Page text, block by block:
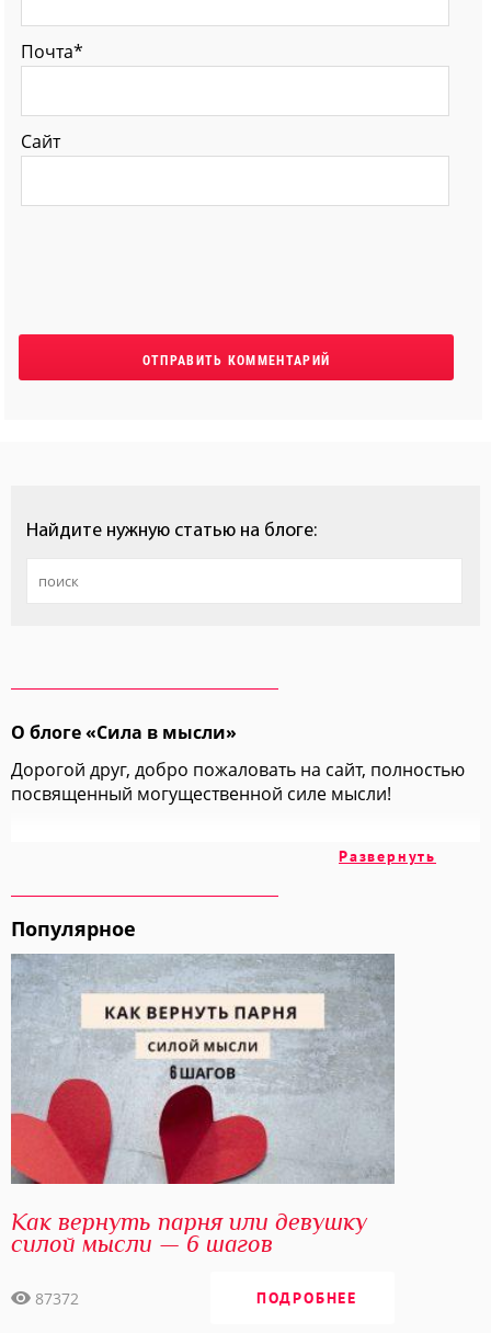
Почта*
Сайт
Найдите нужную статью на блоге:
О блоге «Сила в мысли»
Дорогой друг, добро пожаловать на сайт, полностью
посвященный могущественной силе мысли!
множество техник и методик, позволяющих
Мы обратимся к огромному накопленному годами
опыту авторов, ученых и учителей, чтобы взять у них
самое ценное и самое лучшее.
Изучайте Силу Мысли вместе со мной и вы получите в
этой жизни ВСЕ, что вы хотите!
С любовью, Елизавета Волкова
Развернуть
Популярное
Как вернуть парня или девушку
силой мысли — 6 шагов
87372 ПОДРОБНЕЕ